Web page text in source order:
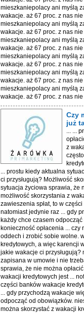
mieszkaniepolacy ani myślą
wakacje. aż 67 proc. z nas
mieszkaniepolacy ani myślą
wakacje. aż 67 proc. z nas
mieszkaniepolacy ani myślą
wakacje. aż 67 proc. z nas
mieszkaniepolacy ani myślą
wakacje. aż 67 proc. z nas
mieszkaniepolacy ani myślą
wakacje. aż 67 proc. z nas
mieszkaniepolacy ani myślą
wakacje. aż 67 proc. z nas
Czy
już
... ...
z
... prostu kiedy aktualna
ci przysługują? Możliwość
sytuacja życiowa sprawia, że
możliwość skorzystania z
zawieszenia spłat, to w
natomiast jedynie raz ... gdy
każdy chce czasem
konieczność opłacenia ...
oddech i zrobić sobie wolne.
kredytowych, a więc karencji
jakie wakacje ci
zapisana w umowie i nie
sprawia, że nie można
wakacji kredytowych jest ...
części banków wakacje
... gdy przychodzą wakacje
odpocząć od obowiązków.
można skorzystać z wakacji